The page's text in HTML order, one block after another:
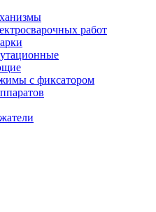
работ
с фиксатором